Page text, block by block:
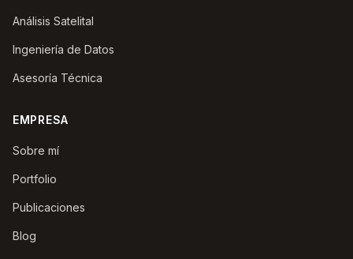
Análisis Satelital
Ingeniería de Datos
Asesoría Técnica
EMPRESA
Sobre mí
Portfolio
Publicaciones
Blog